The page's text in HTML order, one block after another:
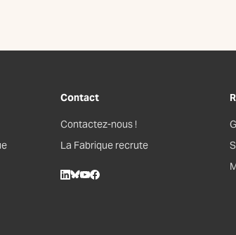
Contact
Contactez-nous !
La Fabrique recrute